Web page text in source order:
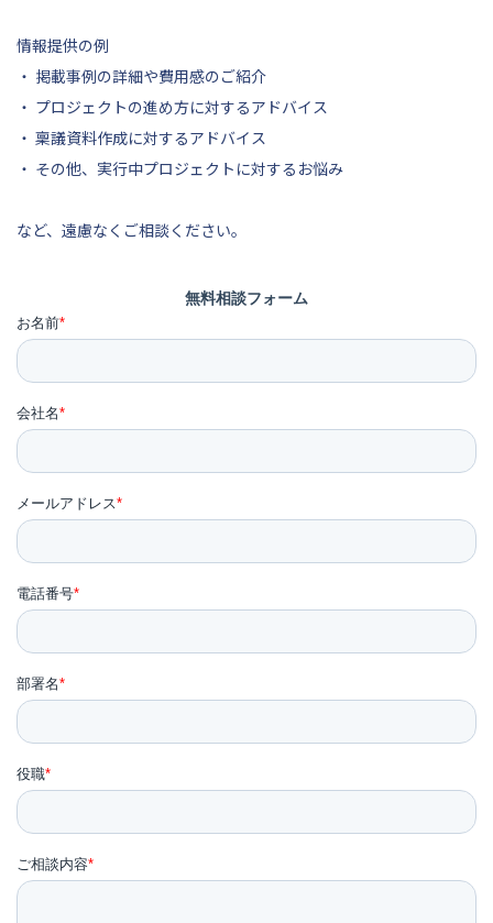
情報提供の例
・ 掲載事例の詳細や費用感のご紹介
・ プロジェクトの進め方に対するアドバイス
・ 稟議資料作成に対するアドバイス
・ その他、実行中プロジェクトに対するお悩み
など、遠慮なくご相談ください。